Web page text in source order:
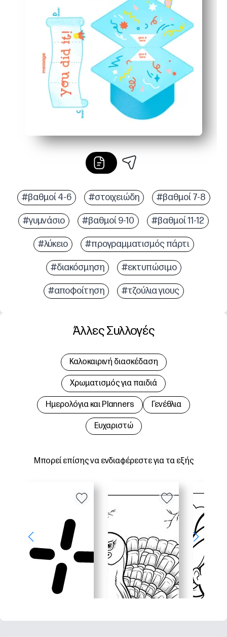
#βαθμοί 4-6 #στοιχειώδη #βαθμοί 7-8
#γυμνάσιο #βαθμοί 9-10 #βαθμοί 11-12
#λύκειο #προγραμματισμός πάρτι
#διακόσμηση #εκτυπώσιμο
#αποφοίτηση #τζούλια γιους
Μπορεί επίσης να ενδιαφέρεστε για τα εξής
Άλλες Συλλογές
Καλοκαιρινή διασκέδαση
Χρωματισμός για παιδιά
Hμερολόγια και Planners Γενέθλια
Ευχαριστώ